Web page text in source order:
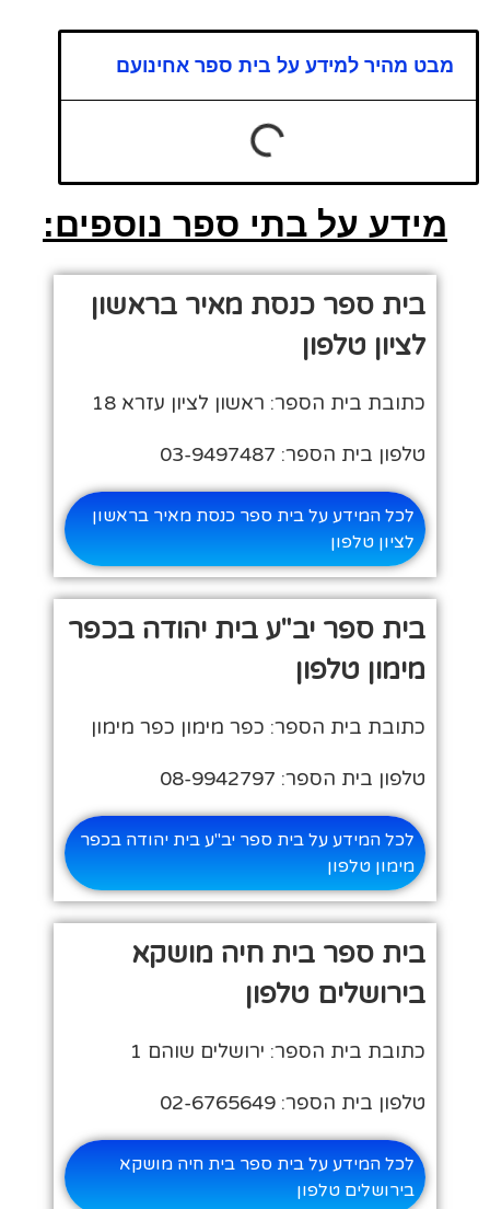
מבט מהיר למידע על בית ספר אחינועם
מידע על בתי ספר נוספים:
בית ספר כנסת מאיר בראשון
לציון טלפון
כתובת בית הספר: ראשון לציון עזרא 18
טלפון בית הספר: 03-9497487
לכל המידע על בית ספר כנסת מאיר בראשון
לציון טלפון
בית ספר יב"ע בית יהודה בכפר
מימון טלפון
כתובת בית הספר: כפר מימון כפר מימון
טלפון בית הספר: 08-9942797
לכל המידע על בית ספר יב"ע בית יהודה בכפר
מימון טלפון
בית ספר בית חיה מושקא
בירושלים טלפון
כתובת בית הספר: ירושלים שוהם 1
טלפון בית הספר: 02-6765649
לכל המידע על בית ספר בית חיה מושקא
בירושלים טלפון